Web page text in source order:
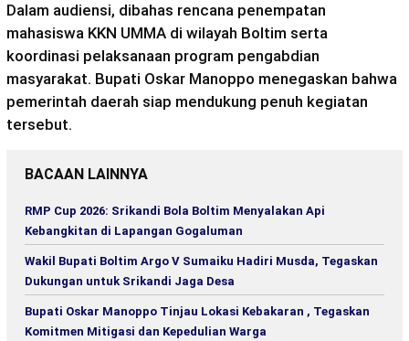
Dalam audiensi, dibahas rencana penempatan
mahasiswa KKN UMMA di wilayah Boltim serta
koordinasi pelaksanaan program pengabdian
masyarakat. Bupati Oskar Manoppo menegaskan bahwa
pemerintah daerah siap mendukung penuh kegiatan
tersebut.
BACAAN LAINNYA
RMP Cup 2026: Srikandi Bola Boltim Menyalakan Api
Kebangkitan di Lapangan Gogaluman
Wakil Bupati Boltim Argo V Sumaiku Hadiri Musda, Tegaskan
Dukungan untuk Srikandi Jaga Desa
Bupati Oskar Manoppo Tinjau Lokasi Kebakaran , Tegaskan
Komitmen Mitigasi dan Kepedulian Warga